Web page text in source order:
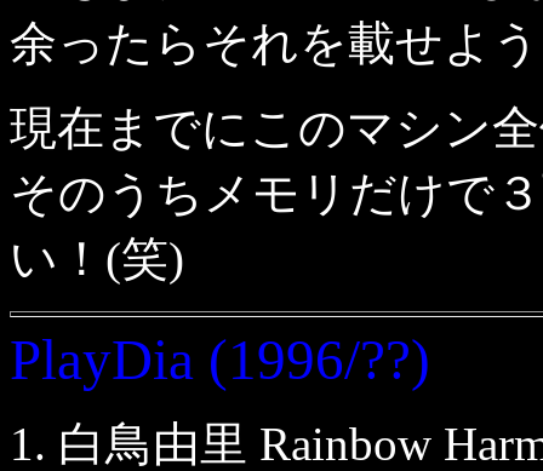
余ったらそれを載せよ
現在までにこのマシン
そのうちメモリだけで
い！(笑)
PlayDia (1996/??)
白鳥由里 Rainbow